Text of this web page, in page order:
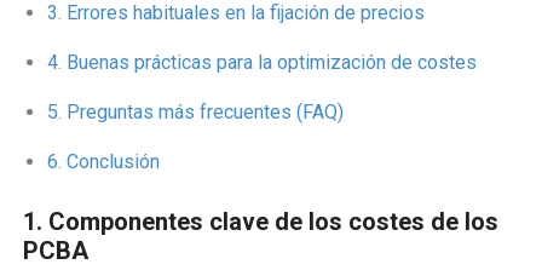
Errores habituales en la fijación de precios
Buenas prácticas para la optimización de costes
Preguntas más frecuentes (FAQ)
Conclusión
1. Componentes clave de los costes de los
PCBA